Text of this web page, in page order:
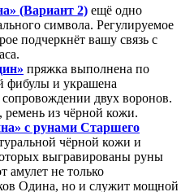
(Вариант 2) ещё одно
символа. Регулируемое
подчеркнёт вашу связь с
пряжка выполнена по
фибулы и украшена
двух воронов.
ремень из чёрной кожи.
с рунами Старшего
чёрной кожи и
выгравированы руны
амулет не только
Одина, но и служит мощной